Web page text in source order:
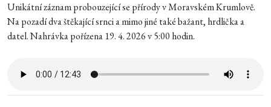
Unikátní záznam probouzející se přírody v Moravském Krumlově.
Na pozadí dva štěkající srnci a mimo jiné také bažant, hrdlička a
datel. Nahrávka pořízena 19. 4. 2026 v 5:00 hodin.